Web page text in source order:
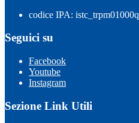
codice IPA: istc_trpm01000q
Seguici su
Facebook
Youtube
Instagram
Sezione Link Utili